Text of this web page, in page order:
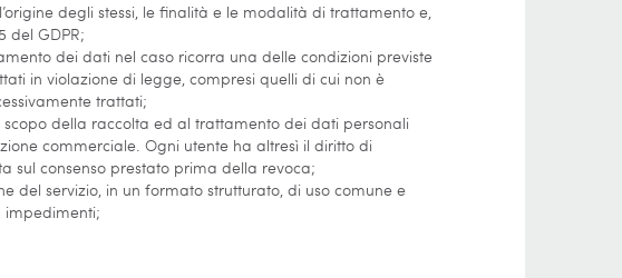
degli stessi, le finalità e le modalità di trattamento e,
del GDPR;
dei dati nel caso ricorra una delle condizioni previste
in violazione di legge, compresi quelli di cui non è
trattati;
della raccolta ed al trattamento dei dati personali
commerciale. Ogni utente ha altresì il diritto di
sul consenso prestato prima della revoca;
del servizio, in un formato strutturato, di uso comune e
impedimenti;